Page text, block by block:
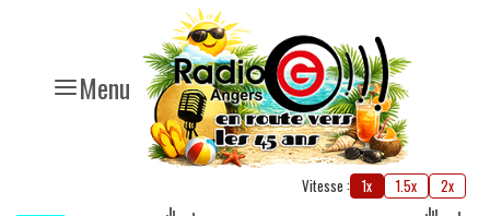
Menu
Vitesse : 1x 1.5x 2x